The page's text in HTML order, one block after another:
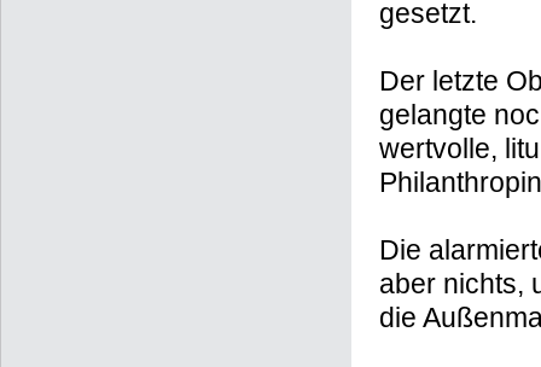
gesetzt.
Der letzte
gelangte
wertvolle,
Die
aber nichts,
die